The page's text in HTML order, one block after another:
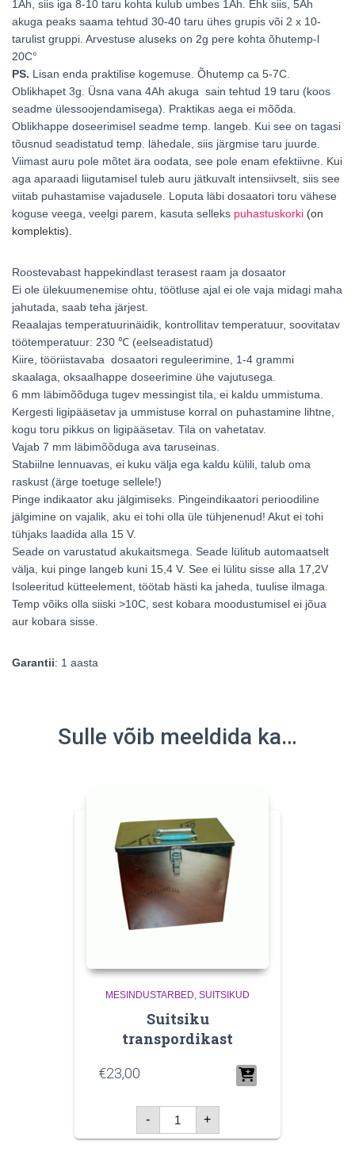
1Ah, siis iga 8-10 taru kohta kulub umbes 1Ah. Ehk siis, 5Ah
akuga peaks saama tehtud 30-40 taru ühes grupis või 2 x 10-
tarulist gruppi. Arvestuse aluseks on 2g pere kohta õhutemp-l
20C°
PS. Lisan enda praktilise kogemuse. Õhutemp ca 5-7C.
Oblikhapet 3g. Üsna vana 4Ah akuga sain tehtud 19 taru (koos
seadme ülessoojendamisega). Praktikas aega ei mõõda.
Oblikhappe doseerimisel seadme temp. langeb. Kui see on tagasi
tõusnud seadistatud temp. lähedale, siis järgmise taru juurde.
Viimast auru pole mõtet ära oodata, see pole enam efektiivne. Kui
aga aparaadi liigutamisel tuleb auru jätkuvalt intensiivselt, siis see
viitab puhastamise vajadusele. Loputa läbi dosaatori toru vähese
koguse veega, veelgi parem, kasuta selleks puhastuskorki (on
komplektis).
Roostevabast happekindlast terasest raam ja dosaator
Ei ole ülekuumenemise ohtu, töötluse ajal ei ole vaja midagi maha
jahutada, saab teha järjest.
Reaalajas temperatuurinäidik, kontrollitav temperatuur, soovitatav
töötemperatuur: 230 ℃ (eelseadistatud)
Kiire, tööriistavaba dosaatori reguleerimine, 1-4 grammi
skaalaga, oksaalhappe doseerimine ühe vajutusega.
6 mm läbimõõduga tugev messingist tila, ei kaldu ummistuma.
Kergesti ligipääsetav ja ummistuse korral on puhastamine lihtne,
kogu toru pikkus on ligipääsetav. Tila on vahetatav.
Vajab 7 mm läbimõõduga ava taruseinas.
Stabiilne lennuavas, ei kuku välja ega kaldu külili, talub oma
raskust (ärge toetuge sellele!)
Pinge indikaator aku jälgimiseks. Pingeindikaatori perioodiline
jälgimine on vajalik, aku ei tohi olla üle tühjenenud! Akut ei tohi
tühjaks laadida alla 15 V.
Seade on varustatud akukaitsmega. Seade lülitub automaatselt
välja, kui pinge langeb kuni 15,4 V. See ei lülitu sisse alla 17,2V
Isoleeritud kütteelement, töötab hästi ka jaheda, tuulise ilmaga.
Temp võiks olla siiski >10C, sest kobara moodustumisel ei jõua
aur kobara sisse.
Garantii: 1 aasta
Sulle võib meeldida ka…
MESINDUSTARBED SUITSIKUD
Suitsiku
transpordikast
€23,00
-
Suitsiku
transpordikast
kogus
+